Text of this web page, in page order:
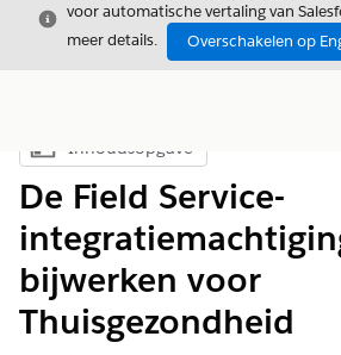
Sluiten
voor automatische vertaling van
meer details.
Overschakelen op
Inhoudsopgave weergeven
Inhoudsopgave
De Field Service-
bijwerken voor
Thuisgezondheid